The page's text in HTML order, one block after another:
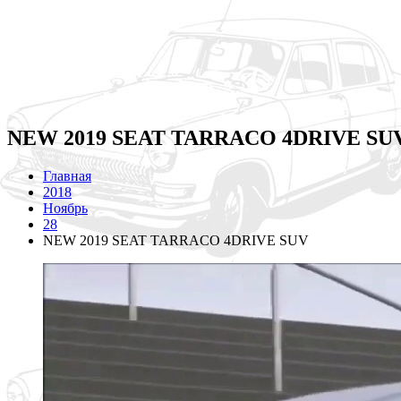
NEW 2019 SEAT TARRACO 4DRIVE
Главная
2018
Ноябрь
28
NEW 2019 SEAT TARRACO 4DRIVE SUV